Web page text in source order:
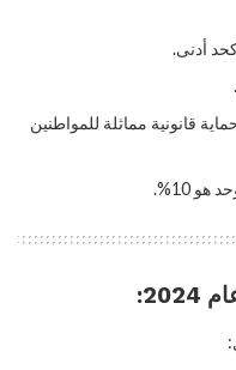
قانونية مماثلة للمواطنين
10%.